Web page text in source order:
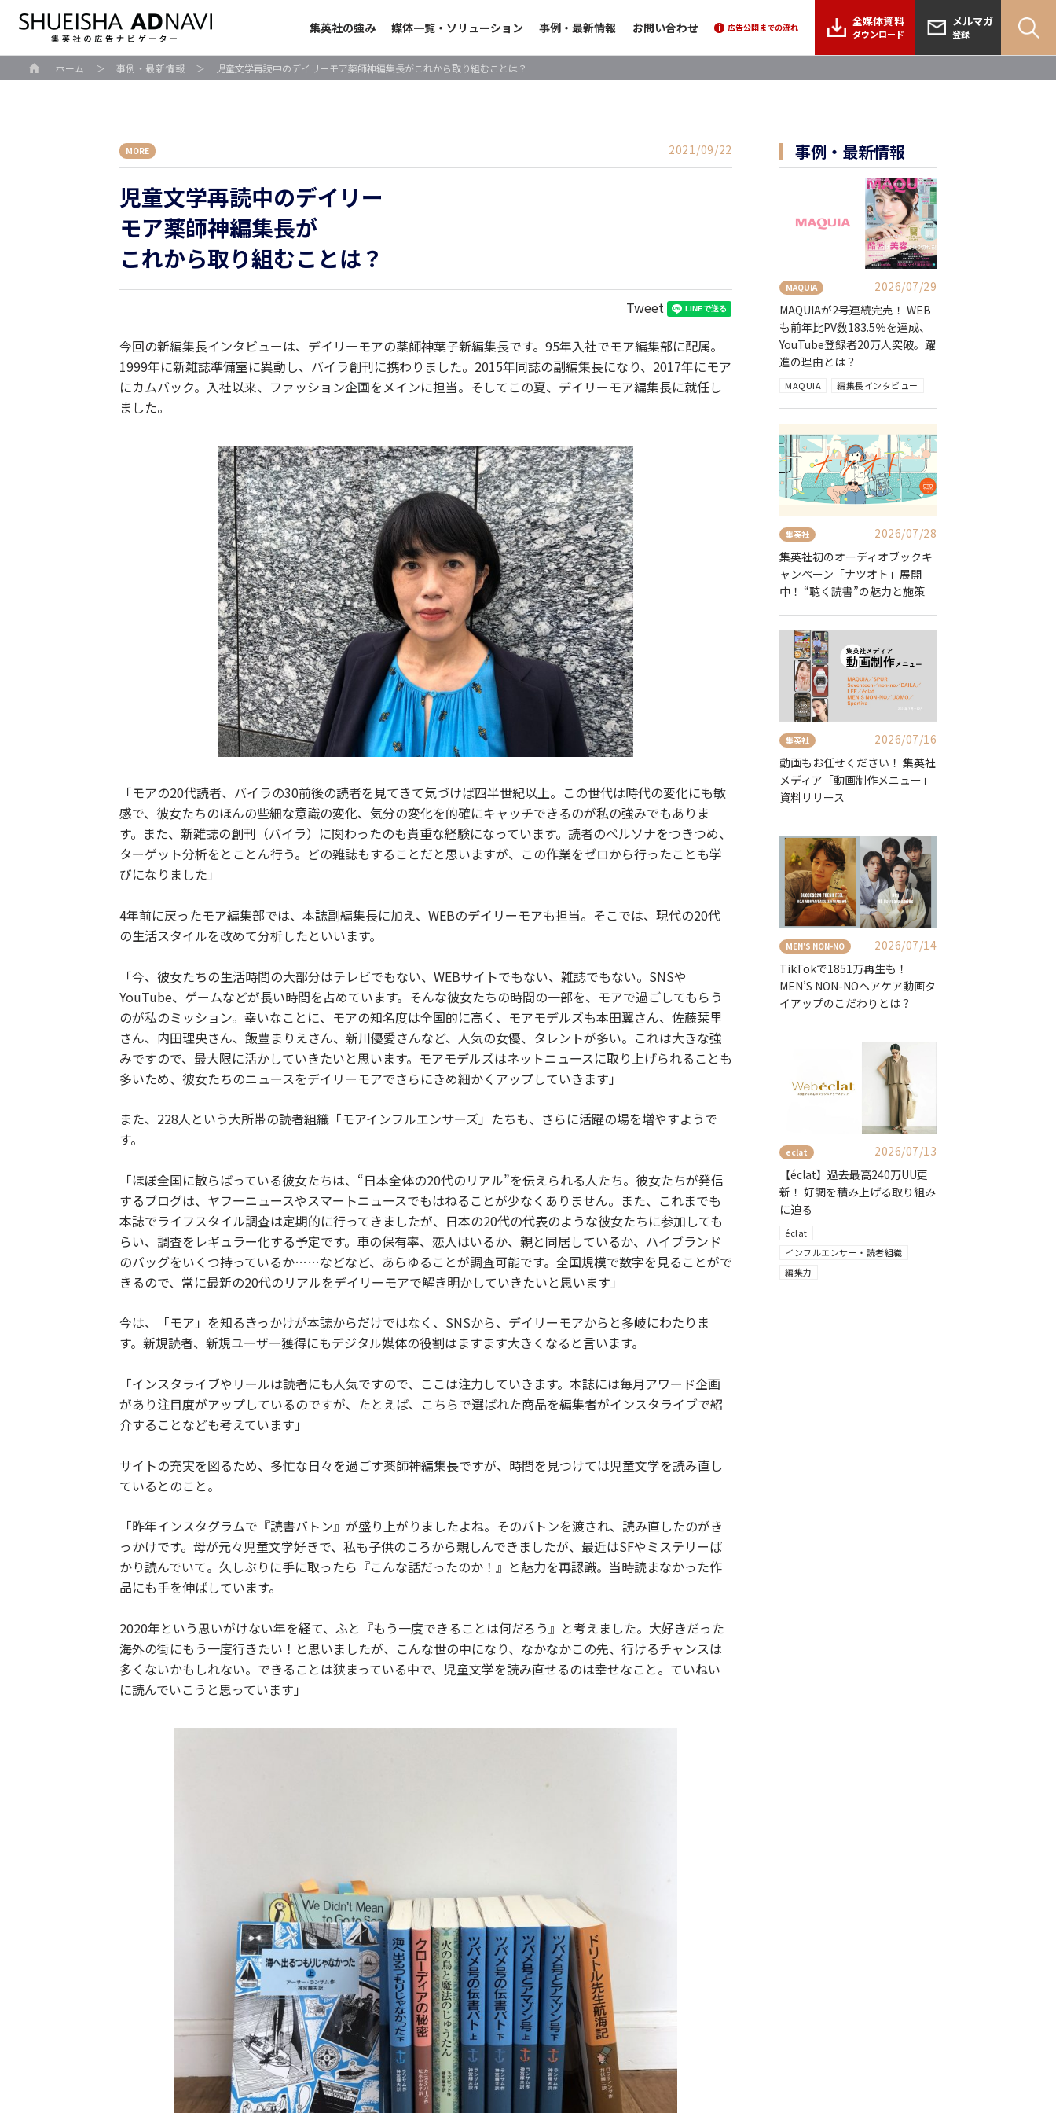
集英社の強み 媒体一覧・ソリューション 事例・最新情報 お問い合わせ i 広告公開までの流れ 全媒体資料
ダウンロード
メルマガ
登録
ホーム ＞ 事例・最新情報 ＞ 児童文学再読中のデイリーモア薬師神編集長がこれから取り組むことは？
MORE 2021/09/22
児童文学再読中のデイリー
モア薬師神編集長が
これから取り組むことは？
Tweet
今回の新編集長インタビューは、デイリーモアの薬師神葉子新編集長です。95年入社でモア編集部に配属。
1999年に新雑誌準備室に異動し、バイラ創刊に携わりました。2015年同誌の副編集長になり、2017年にモア
にカムバック。入社以来、ファッション企画をメインに担当。そしてこの夏、デイリーモア編集長に就任し
ました。
「モアの20代読者、バイラの30前後の読者を見てきて気づけば四半世紀以上。この世代は時代の変化にも敏
感で、彼女たちのほんの些細な意識の変化、気分の変化を的確にキャッチできるのが私の強みでもありま
す。また、新雑誌の創刊（バイラ）に関わったのも貴重な経験になっています。読者のペルソナをつきつめ、
ターゲット分析をとことん行う。どの雑誌もすることだと思いますが、この作業をゼロから行ったことも学
びになりました」
4年前に戻ったモア編集部では、本誌副編集長に加え、WEBのデイリーモアも担当。そこでは、現代の20代
の生活スタイルを改めて分析したといいます。
「今、彼女たちの生活時間の大部分はテレビでもない、WEBサイトでもない、雑誌でもない。SNSや
YouTube、ゲームなどが長い時間を占めています。そんな彼女たちの時間の一部を、モアで過ごしてもらう
のが私のミッション。幸いなことに、モアの知名度は全国的に高く、モアモデルズも本田翼さん、佐藤栞里
さん、内田理央さん、飯豊まりえさん、新川優愛さんなど、人気の女優、タレントが多い。これは大きな強
みですので、最大限に活かしていきたいと思います。モアモデルズはネットニュースに取り上げられることも
多いため、彼女たちのニュースをデイリーモアでさらにきめ細かくアップしていきます」
また、228人という大所帯の読者組織「モアインフルエンサーズ」たちも、さらに活躍の場を増やすようで
す。
「ほぼ全国に散らばっている彼女たちは、“日本全体の20代のリアル”を伝えられる人たち。彼女たちが発信
するブログは、ヤフーニュースやスマートニュースでもはねることが少なくありません。また、これまでも
本誌でライフスタイル調査は定期的に行ってきましたが、日本の20代の代表のような彼女たちに参加しても
らい、調査をレギュラー化する予定です。車の保有率、恋人はいるか、親と同居しているか、ハイブランド
のバッグをいくつ持っているか……などなど、あらゆることが調査可能です。全国規模で数字を見ることがで
きるので、常に最新の20代のリアルをデイリーモアで解き明かしていきたいと思います」
今は、「モア」を知るきっかけが本誌からだけではなく、SNSから、デイリーモアからと多岐にわたりま
す。新規読者、新規ユーザー獲得にもデジタル媒体の役割はますます大きくなると言います。
「インスタライブやリールは読者にも人気ですので、ここは注力していきます。本誌には毎月アワード企画
があり注目度がアップしているのですが、たとえば、こちらで選ばれた商品を編集者がインスタライブで紹
介することなども考えています」
サイトの充実を図るため、多忙な日々を過ごす薬師神編集長ですが、時間を見つけては児童文学を読み直し
ているとのこと。
「昨年インスタグラムで『読書バトン』が盛り上がりましたよね。そのバトンを渡され、読み直したのがき
っかけです。母が元々児童文学好きで、私も子供のころから親しんできましたが、最近はSFやミステリーば
かり読んでいて。久しぶりに手に取ったら『こんな話だったのか！』と魅力を再認識。当時読まなかった作
品にも手を伸ばしています。
2020年という思いがけない年を経て、ふと『もう一度できることは何だろう』と考えました。大好きだった
海外の街にもう一度行きたい！と思いましたが、こんな世の中になり、なかなかこの先、行けるチャンスは
多くないかもしれない。できることは狭まっている中で、児童文学を読み直せるのは幸せなこと。ていねい
に読んでいこうと思っています」
事例・最新情報
MAQUIA
2026/07/29
MAQUIAが2号連続完売！ WEB
も前年比PV数183.5％を達成、
YouTube登録者20万人突破。躍
進の理由とは？
MAQUIA 編集長インタビュー
集英社
2026/07/28
集英社初のオーディオブックキ
ャンペーン「ナツオト」展開
中！ “聴く読書”の魅力と施策
集英社
2026/07/16
動画もお任せください！ 集英社
メディア「動画制作メニュー」
資料リリース
MEN'S NON-NO
2026/07/14
TikTokで1851万再生も！
MEN’S NON-NOヘアケア動画タ
イアップのこだわりとは？
eclat
2026/07/13
【éclat】過去最高240万UU更
新！ 好調を積み上げる取り組み
に迫る
éclat
インフルエンサー・読者組織
編集力